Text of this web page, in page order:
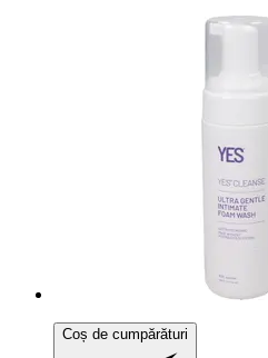
Coș de cumpărături